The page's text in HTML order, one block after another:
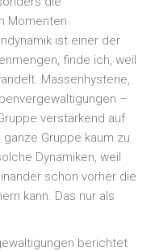
Momenten
ist einer der
finde ich, weil
Massenhysterie,
–
verstärkend auf
Gruppe kaum zu
Dynamiken, weil
schon vorher die
kann. Das nur als
berichtet